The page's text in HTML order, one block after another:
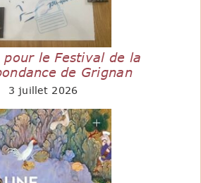
pour le Festival de la
de Grignan
3 juillet 2026